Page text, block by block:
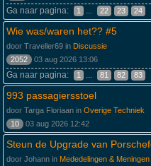
Ga naar pagina: 1 ... 22 23 24
Wie was/waren het?? #5
door Traveller69 in Discussie
2052
03 aug 2026 13:06
Ga naar pagina: 1 ... 81 82 83
993 passagiersstoel
door Targa Floriaan in Overige Techniek
10
03 aug 2026 12:42
Steun de Upgrade van
door Johann in Mededelingen &